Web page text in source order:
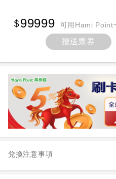
99999 可用Hami Point
贈送票券
兌換注意事項